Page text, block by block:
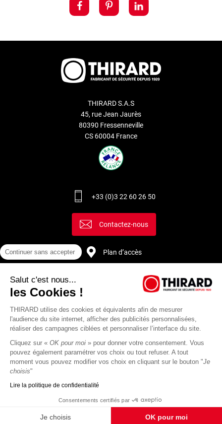
THIRARD S.A.S
45, rue Jean Jaurès
80390 Fressenneville
CS 60004 France
+33 (0)3 22 60 26 50
Contactez-nous
Plan d’accès
protection des
Thirard
de
Continuer sans accepter
Salut c'est nous...
les Cookies !
THIRARD utilise des cookies et équivalents afin de mesurer
l'audience du site internet, afficher des publicités personnalisées,
réaliser des campagnes ciblées et personnaliser l’interface du site.
Cliquez sur « OK pour moi » pour donner votre consentement. Vous
pouvez également paramétrer vos choix ou tout refuser. A tout
moment vous pouvez modifier vos choix en cliquant sur le bouton "Je
choisis"
Lire la politique de confidentialité
Consentements certifiés par
Je choisis OK pour moi